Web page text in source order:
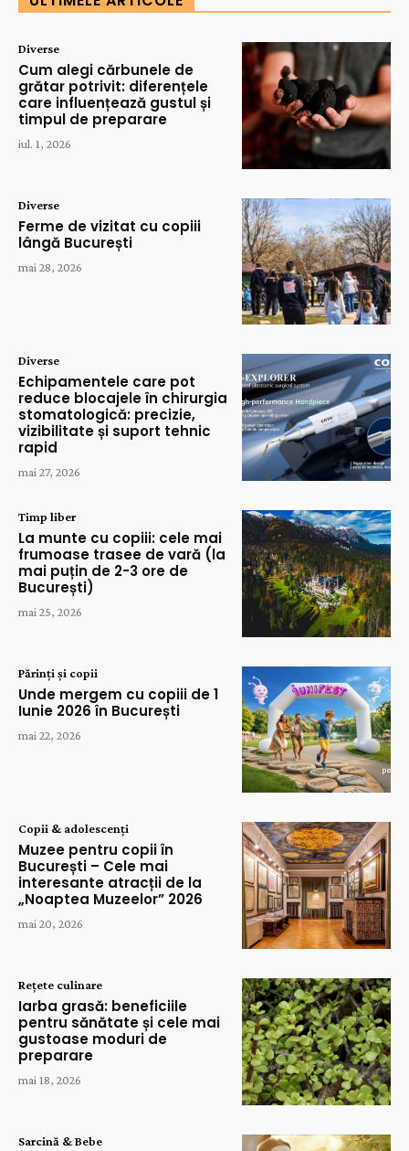
Diverse
Cum alegi cărbunele de
grătar potrivit: diferențele
care influențează gustul și
timpul de preparare
iul. 1, 2026
Diverse
Ferme de vizitat cu copiii
lângă București
mai 28, 2026
Diverse
Echipamentele care pot
reduce blocajele în chirurgia
stomatologică: precizie,
vizibilitate și suport tehnic
rapid
mai 27, 2026
Timp liber
La munte cu copiii: cele mai
frumoase trasee de vară (la
mai puțin de 2-3 ore de
București)
mai 25, 2026
Părinți și copii
Unde mergem cu copiii de 1
Iunie 2026 în București
mai 22, 2026
Copii & adolescenți
Muzee pentru copii în
București – Cele mai
interesante atracții de la
„Noaptea Muzeelor” 2026
mai 20, 2026
Rețete culinare
Iarba grasă: beneficiile
pentru sănătate și cele mai
gustoase moduri de
preparare
mai 18, 2026
Sarcină & Bebe